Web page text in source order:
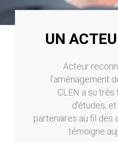
UN
Acteur
l’aménagement
CLEN a su
d’études,
partenaires au fil des
témoigne